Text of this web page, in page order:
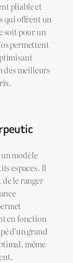
pliable et
qui offrent un
soit pour un
permettent
des meilleurs
modèle
espaces. Il
de le ranger
en fonction
d’un grand
même